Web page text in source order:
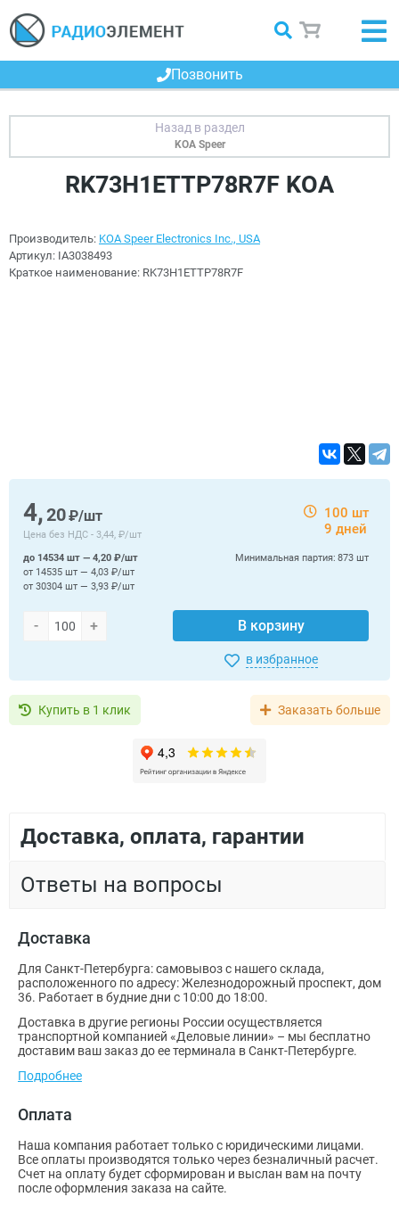
Позвонить
KOA Speer
RK73H1ETTP78R7F KOA
Производитель: KOA Speer Electronics Inc., USA
Артикул: IA3038493
Краткое наименование: RK73H1ETTP78R7F
4,20₽/шт
Цена без НДС - 3,44, ₽/шт
100 шт
9 дней
- + В корзину
Минимальная партия: 873 шт
до 14534 шт — 4,20 ₽/шт
от 14535 шт — 4,03 ₽/шт
от 30304 шт — 3,93 ₽/шт
в избранное
Купить в 1 клик Заказать больше
Доставка, оплата, гарантии
Ответы на вопросы
Доставка
Для Санкт-Петербурга: самовывоз с нашего склада,
расположенного по адресу: Железнодорожный проспект, дом
36. Работает в будние дни с 10:00 до 18:00.
Доставка в другие регионы России осуществляется
транспортной компанией «Деловые линии» – мы бесплатно
доставим ваш заказ до ее терминала в Санкт-Петербурге.
Подробнее
Оплата
Наша компания работает только с юридическими лицами.
Все оплаты производятся только через безналичный расчет.
Счет на оплату будет сформирован и выслан вам на почту
после оформления заказа на сайте.